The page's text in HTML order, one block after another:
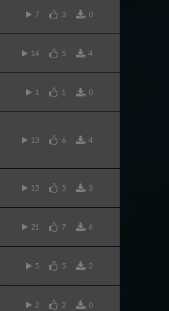
7 3 0
14 5 4
1 1 0
13 6 4
15 5 3
21 7 6
5 5 2
2 2 0